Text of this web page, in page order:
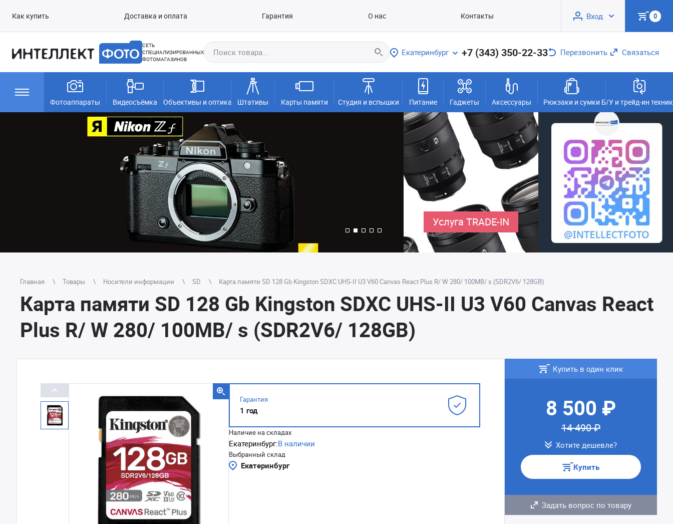
Как купить Доставка и оплата Гарантия О нас Контакты Вход 0
СЕТЬ
СПЕЦИАЛИЗИРОВАННЫХ
ФОТОМАГАЗИНОВ
Екатеринбург +7 (343) 350-22-33 Перезвонить Связаться
Фотоаппараты Видеосъёмка Объективы и оптика Штативы Карты памяти Студия и вспышки Питание Гаджеты Аксессуары Рюкзаки и сумки Б/У и трейд-ин
Услуга TRADE-IN
Главная Товары Носители информации SD Карта памяти SD 128 Gb Kingston SDXC UHS-II U3 V60 Canvas React Plus R/ W 280/ 100MB/ s (SDR2V6/ 128GB)
Карта памяти SD 128 Gb Kingston SDXC UHS-II U3 V60 Canvas React
Plus R/ W 280/ 100MB/ s (SDR2V6/ 128GB)
Гарантия
1 год
Наличие на складах
Екатеринбург:В наличии
Выбранный склад
Екатеринбург
Купить в один клик
8 500 ₽
14 490 ₽
Хотите дешевле?
Купить
Задать вопрос по товару